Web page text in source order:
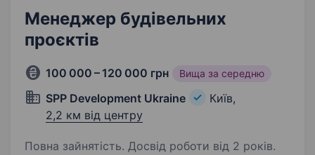
Менеджер будівельних
проєктів
100 000 – 120 000 грн Вища за середню
SPP Development Ukraine
Київ,
2,2 км від центру
Повна зайнятість. Досвід роботи від 2 років.